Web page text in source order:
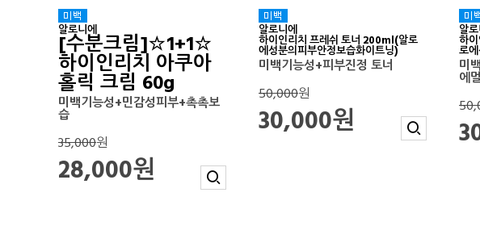
알로니에
[수분크림]☆1+1☆
하이인리치 아쿠아
홀릭 크림 60g
미백기능성+민감성피부+촉촉보
습
35,000원
28,000원
알로니에
하이인리치 프레쉬 토너 200ml(알로
에성분의피부안정보습화이트닝)
미백기능성+피부진정 토너
50,000원
30,000원
알
하
로
미
에